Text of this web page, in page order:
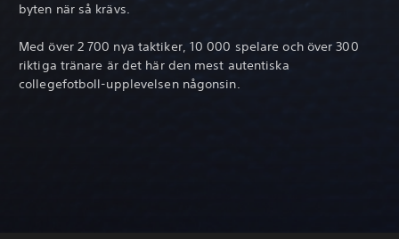
byten när så krävs.
Med över 2 700 nya taktiker, 10 000 spelare och över 300
riktiga tränare är det här den mest autentiska
collegefotboll-upplevelsen någonsin.